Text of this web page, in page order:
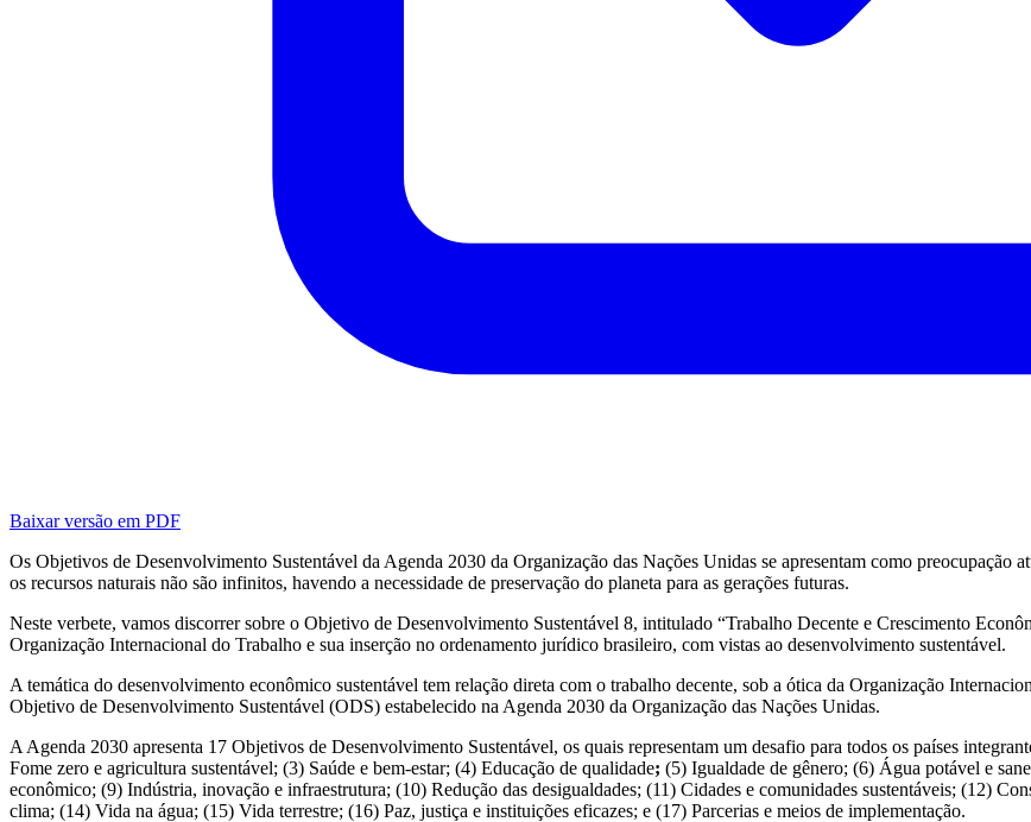
Baixar versão em PDF
Os Objetivos de Desenvolvimento Sustentável da Agenda 2030 da Organização das Nações Unidas se apresentam como preocupação
os recursos naturais não são infinitos, havendo a necessidade de preservação do planeta para as gerações futuras.
Neste verbete, vamos discorrer sobre o Objetivo de Desenvolvimento Sustentável 8, intitulado “Trabalho Decente e Crescimento
Organização Internacional do Trabalho e sua inserção no ordenamento jurídico brasileiro, com vistas ao desenvolvimento sustentável.
A temática do desenvolvimento econômico sustentável tem relação direta com o trabalho decente, sob a ótica da Organização
Objetivo de Desenvolvimento Sustentável (ODS) estabelecido na Agenda 2030 da Organização das Nações Unidas.
A Agenda 2030 apresenta 17 Objetivos de Desenvolvimento Sustentável, os quais representam um desafio para todos os países
Fome zero e agricultura sustentável; (3) Saúde e bem-estar; (4) Educação de qualidade; (5) Igualdade de gênero; (6) Água potável e
econômico; (9) Indústria, inovação e infraestrutura; (10) Redução das desigualdades; (11) Cidades e comunidades sustentáveis; (12)
clima; (14) Vida na água; (15) Vida terrestre; (16) Paz, justiça e instituições eficazes; e (17) Parcerias e meios de implementação.